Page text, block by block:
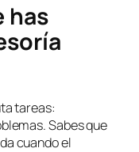
has
tareas:
Sabes que
cuando el